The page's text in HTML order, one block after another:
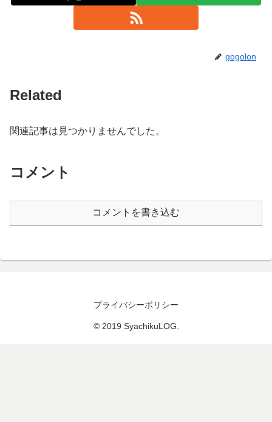
gogolon
Related
関連記事は見つかりませんでした。
コメント
コメントを書き込む
プライバシーポリシー
© 2019 SyachikuLOG.